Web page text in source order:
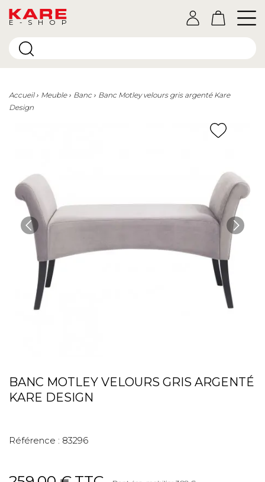
E-SHOP
Accueil Meuble Banc
Banc Motley velours gris argenté Kare
Design
BANC MOTLEY VELOURS GRIS ARGENTÉ
KARE DESIGN
Référence : 83296